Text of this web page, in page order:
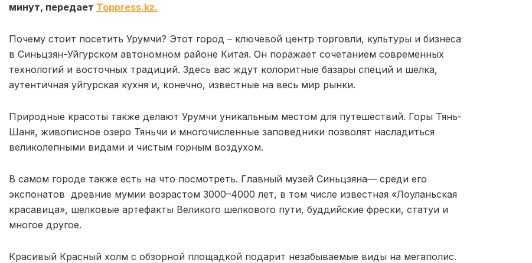
минут, передает Toppress.kz.
Почему стоит посетить Урумчи? Этот город – ключевой центр торговли, культуры и бизнеса
в Синьцзян-Уйгурском автономном районе Китая. Он поражает сочетанием современных
технологий и восточных традиций. Здесь вас ждут колоритные базары специй и шелка,
аутентичная уйгурская кухня и, конечно, известные на весь мир рынки.
Природные красоты также делают Урумчи уникальным местом для путешествий. Горы Тянь-
Шаня, живописное озеро Тяньчи и многочисленные заповедники позволят насладиться
великолепными видами и чистым горным воздухом.
В самом городе также есть на что посмотреть. Главный музей Синьцзяна— среди его
экспонатов древние мумии возрастом 3000–4000 лет, в том числе известная «Лоуланьская
красавица», шелковые артефакты Великого шелкового пути, буддийские фрески, статуи и
многое другое.
Красивый Красный холм с обзорной площадкой подарит незабываемые виды на мегаполис.